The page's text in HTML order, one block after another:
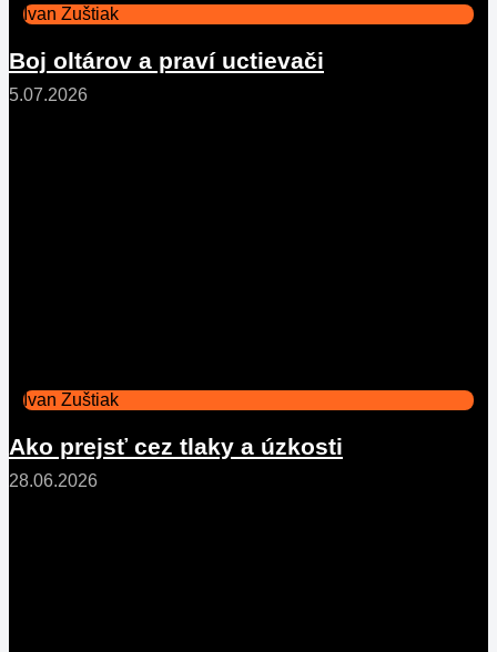
Ivan Zuštiak
Boj oltárov a praví uctievači
5.07.2026
Ivan Zuštiak
Ako prejsť cez tlaky a úzkosti
28.06.2026